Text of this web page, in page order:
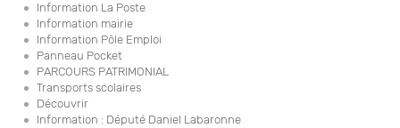
Information La Poste
Information mairie
Information Pôle Emploi
Panneau Pocket
PARCOURS PATRIMONIAL
Transports scolaires
Découvrir
Information : Député Daniel Labaronne